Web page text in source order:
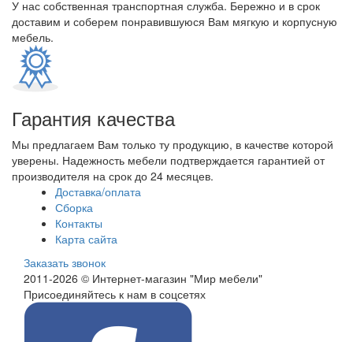
У нас собственная транспортная служба. Бережно и в срок
доставим и соберем понравившуюся Вам мягкую и корпусную
мебель.
Гарантия качества
Мы предлагаем Вам только ту продукцию, в качестве которой
уверены. Надежность мебели подтверждается гарантией от
производителя на срок до 24 месяцев.
Доставка/оплата
Сборка
Контакты
Карта сайта
Заказать звонок
2011-2026 © Интернет-магазин "Мир мебели"
Присоединяйтесь к нам в соцсетях